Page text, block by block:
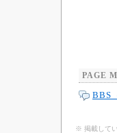
PAGE
BBS
※ 掲載して